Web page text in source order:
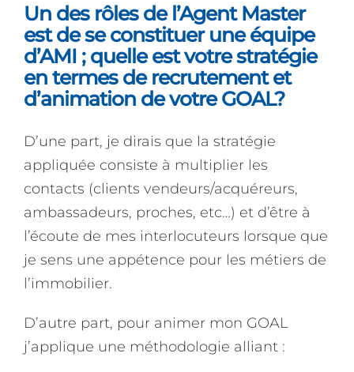
Un des rôles de l’Agent Master
est de se constituer une équipe
d’AMI ; quelle est votre stratégie
en termes de recrutement et
d’animation de votre GOAL?
D’une part, je dirais que la stratégie
appliquée consiste à multiplier les
contacts (clients vendeurs/acquéreurs,
ambassadeurs, proches, etc…) et d’être à
l’écoute de mes interlocuteurs lorsque que
je sens une appétence pour les métiers de
l’immobilier.
D’autre part, pour animer mon GOAL
j’applique une méthodologie alliant :